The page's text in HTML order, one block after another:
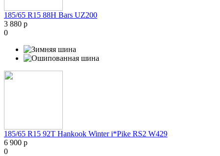
185/65 R15 88H Bars UZ200
3 880 р
0
185/65 R15 92T Hankook Winter i*Pike RS2 W429
6 900 р
0